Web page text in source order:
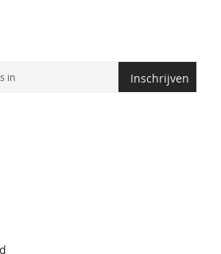
Inschrijven